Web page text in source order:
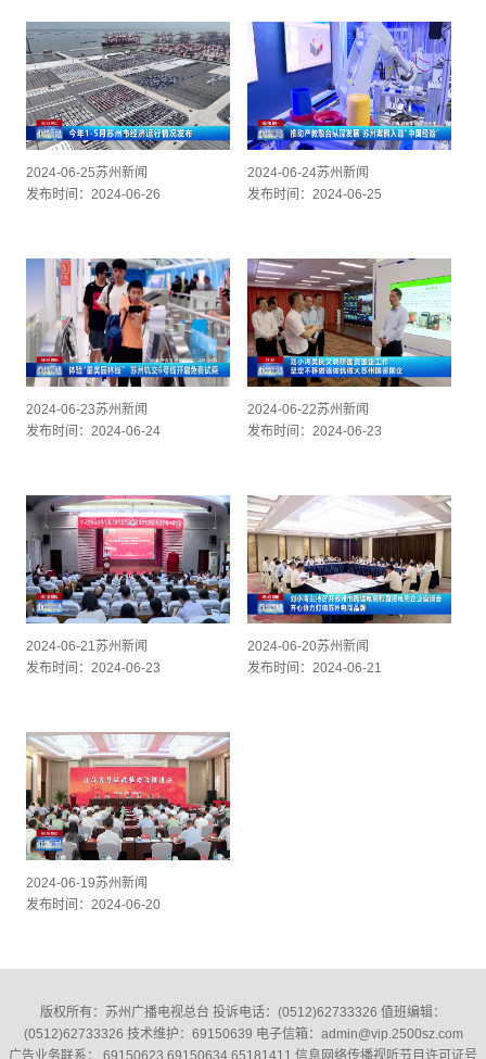
2024-06-25苏州新闻
发布时间：2024-06-26
2024-06-24苏州新闻
发布时间：2024-06-25
2024-06-23苏州新闻
发布时间：2024-06-24
2024-06-22苏州新闻
发布时间：2024-06-23
2024-06-21苏州新闻
发布时间：2024-06-23
2024-06-20苏州新闻
发布时间：2024-06-21
2024-06-19苏州新闻
发布时间：2024-06-20
版权所有：苏州广播电视总台 投诉电话：(0512)62733326‬ 值班编辑：
(0512)62733326‬ 技术维护：69150639 电子信箱：admin@vip.2500sz.com
广告业务联系： 69150623 69150634 65181411 信息网络传播视听节目许可证号